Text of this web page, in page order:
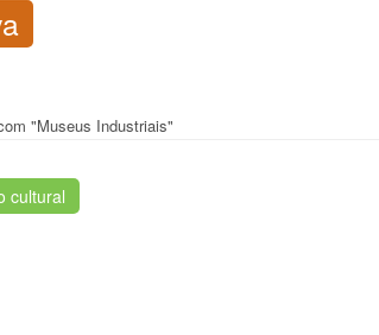
"Museus Industriais"
cultural